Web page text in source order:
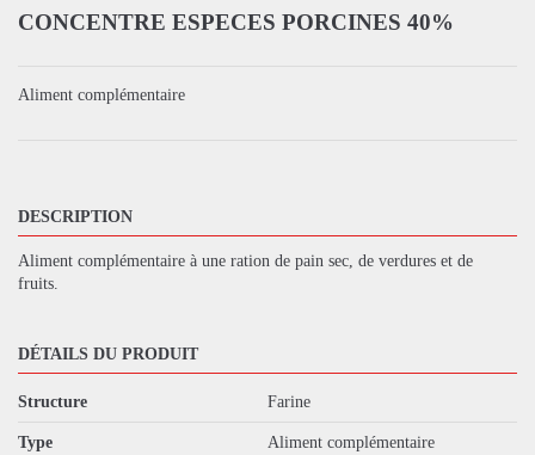
CONCENTRE ESPECES PORCINES 40%
Aliment complémentaire
DESCRIPTION
Aliment complémentaire à une ration de pain sec, de verdures et de
fruits.
DÉTAILS DU PRODUIT
Structure Farine
Type Aliment complémentaire